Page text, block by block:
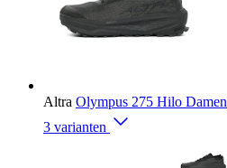
Altra Olympus 275 Hilo Damen
3 varianten